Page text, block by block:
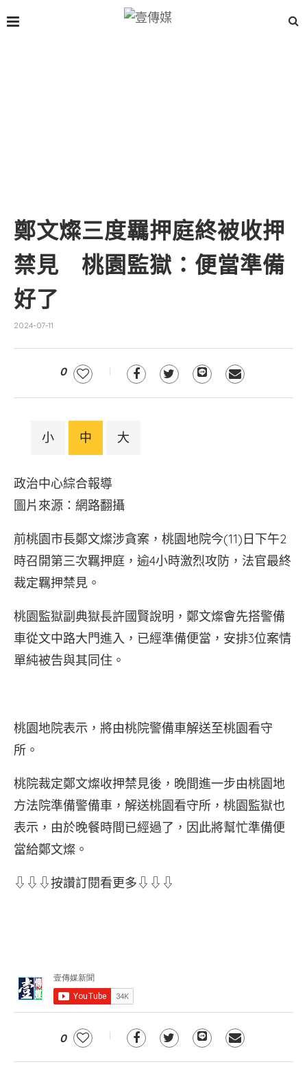
鄭文燦三度羈押庭終被收押
禁見 桃園監獄：便當準備
好了
2024-07-11
0
小 中 大
政治中心綜合報導
圖片來源：網路翻攝
前桃園市長鄭文燦涉貪案，桃園地院今(11)日下午2
時召開第三次羈押庭，逾4小時激烈攻防，法官最終
裁定羈押禁見。
桃園監獄副典獄長許國賢說明，鄭文燦會先搭警備
車從文中路大門進入，已經準備便當，安排3位案情
單純被告與其同住。
桃園地院表示，將由桃院警備車解送至桃園看守
所。
桃院裁定鄭文燦收押禁見後，晚間進一步由桃園地
方法院準備警備車，解送桃園看守所，桃園監獄也
表示，由於晚餐時間已經過了，因此將幫忙準備便
當給鄭文燦。
⇩⇩⇩按讚訂閱看更多⇩⇩⇩
0